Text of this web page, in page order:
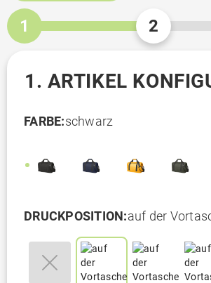
1 2
1. ARTIKEL
FARBE:schwarz
DRUCKPOSITION:auf der